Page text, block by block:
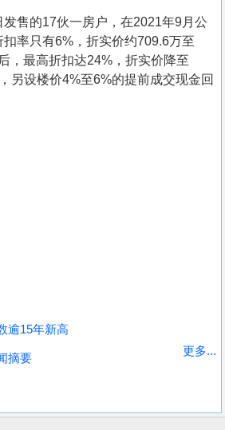
售的17伙一房户，在2021年9月公
率只有6%，折实价约709.6万至
，最高折扣达24%，折实价降至
另设楼价4%至6%的提前成交现金回
逾15年新高
摘要
更多...